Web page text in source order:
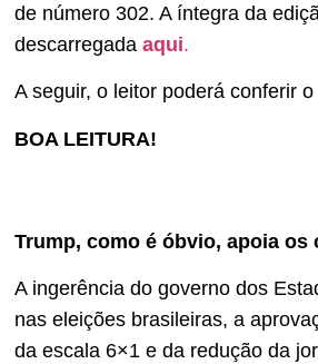
de número 302. A íntegra da
descarregada aqui.
A seguir, o leitor poderá conferir
BOA LEITURA!
Trump, como é óbvio, apoia os
A ingerência do governo dos
nas eleições brasileiras, a
da escala 6×1 e da redução da